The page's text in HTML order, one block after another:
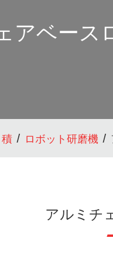
アベース
積 ロボット研磨機
アルミチ